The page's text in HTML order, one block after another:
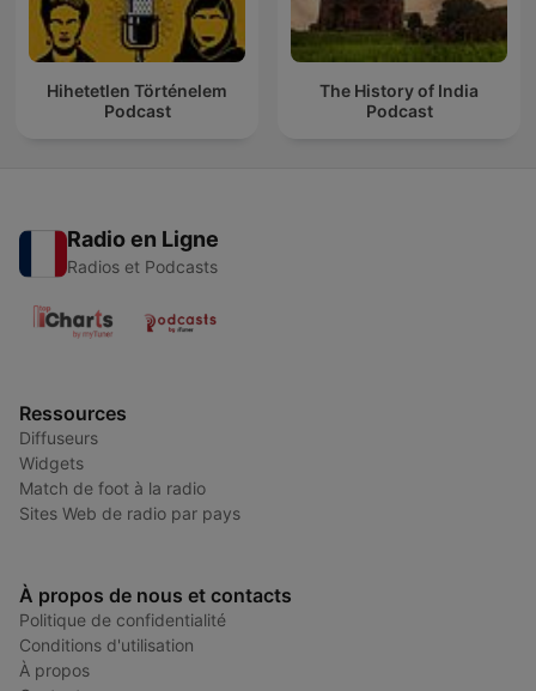
Hihetetlen Történelem
Podcast
The History of India
Podcast
Radio en Ligne
Radios et Podcasts
Ressources
Diffuseurs
Widgets
Match de foot à la radio
Sites Web de radio par pays
À propos de nous et contacts
Politique de confidentialité
Conditions d'utilisation
À propos